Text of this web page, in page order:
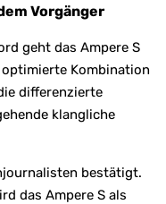
Vorgänger
geht das Ampere S
Kombination
differenzierte
klangliche
bestätigt.
das Ampere S als